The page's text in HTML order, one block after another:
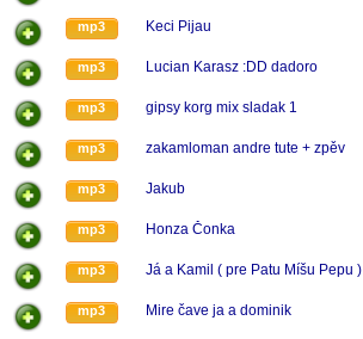
mp3 Keci Pijau
mp3 Lucian Karasz :DD dadoro
mp3 gipsy korg mix sladak 1
mp3 zakamloman andre tute + zpěv
mp3 Jakub
mp3 Honza Čonka
mp3 Já a Kamil ( pre Patu Míšu Pepu )
mp3 Mire čave ja a dominik